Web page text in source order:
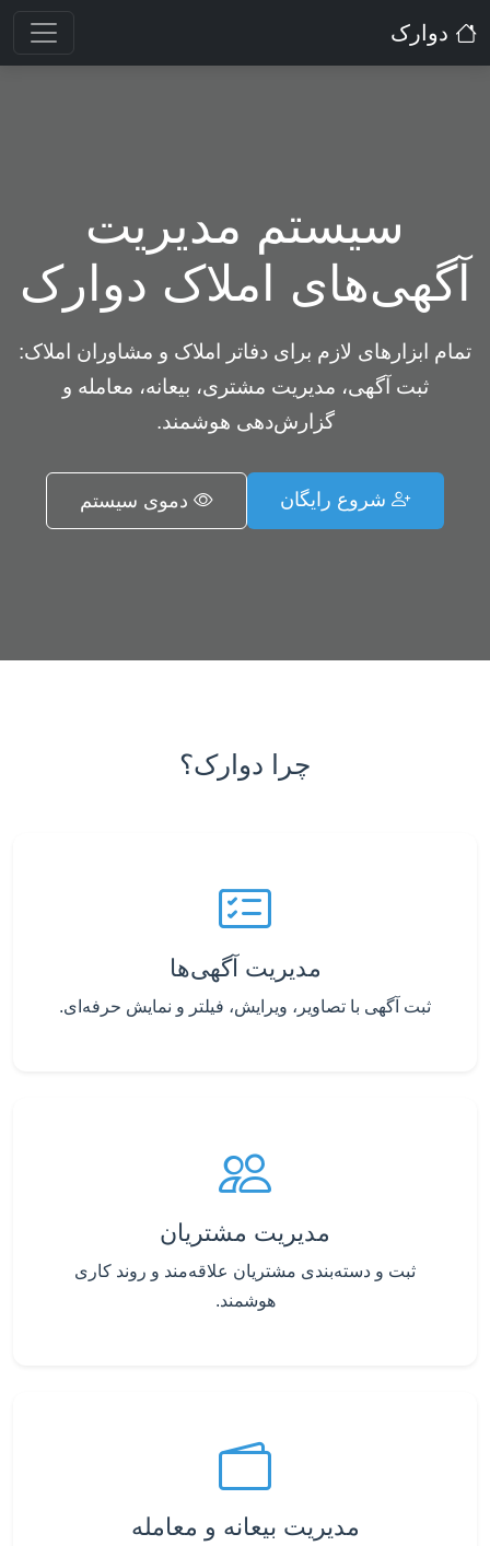
دوارک
سیستم مدیریت
آگهی‌های املاک دوارک
تمام ابزارهای لازم برای دفاتر املاک و مشاوران املاک:
ثبت آگهی، مدیریت مشتری، بیعانه، معامله و
گزارش‌دهی هوشمند.
شروع رایگان دموی سیستم
چرا دوارک؟
مدیریت آگهی‌ها
ثبت آگهی با تصاویر، ویرایش، فیلتر و نمایش حرفه‌ای.
مدیریت مشتریان
ثبت و دسته‌بندی مشتریان علاقه‌مند و روند کاری
هوشمند.
مدیریت بیعانه و معامله